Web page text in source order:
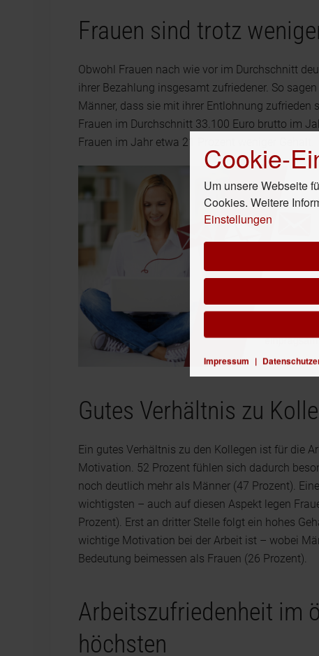
Frauen sind trotz
Obwohl Frauen nach wie vor im Durchschnitt
ihrer Bezahlung insgesamt zufriedener. So
Männer, dass sie mit ihrer Entlohnung zufrieden
Frauen im Durchschnitt 33.100 Euro brutto im
Frauen im Jahr etwa 21 Prozent weniger Gehalt.
Gutes Verhältnis zu
Ein gutes Verhältnis zu den Kollegen ist für die
Motivation. 52 Prozent fühlen sich dadurch
noch deutlich mehr als Männer (47 Prozent).
wichtigsten – auch auf diesen Aspekt legen
Prozent). Erst an dritter Stelle folgt ein hohes
wichtige Motivation bei der Arbeit ist – wobei
Bedeutung beimessen als Frauen (26 Prozent).
Arbeitszufriedenheit im
höchsten
Cookie-
Um unsere Webseite
Cookies. Weitere
Einstellungen
Impressum |